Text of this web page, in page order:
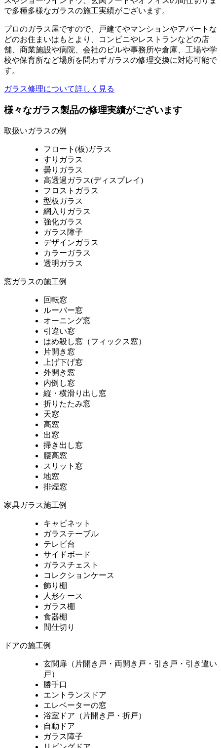
で多種多様なガラスの施工実績がございます。
プロのガラス屋ですので、戸建てやマンションやアパートな
どのお住まいはもとより、コンビニやレストランなどの店
舗、商業施設や病院、会社のビルや事務所や倉庫、工場や学
校や保育所など場所を問わずガラスの修理交換に対応可能で
す。
ガラス修理について詳しく見る
様々なガラス製品の修理実績がございます
取扱いガラスの例
フロート(板)ガラス
すりガラス
曇りガラス
高透過ガラス(ディスプレイ)
フロストガラス
型板ガラス
網入りガラス
強化ガラス
ガラス障子
デザインガラス
カラーガラス
透明ガラス
窓ガラスの施工例
回転窓
ルーバー窓
オーニング窓
引違い窓
はめ殺し窓（フィックス窓）
片開き窓
上げ下げ窓
外開き窓
内倒し窓
縦・横滑り出し窓
折りたたみ窓
天窓
高窓
出窓
掃き出し窓
腰高窓
スリット窓
地窓
排煙窓
家具ガラス施工例
キャビネット
ガラステーブル
テレビ台
サイドボード
ガラスチェスト
コレクションケース
飾り棚
人形ケース
ガラス棚
食器棚
間仕切り
ドアの施工例
玄関扉（片開き戸・両開き戸・引き戸・引き違い
戸）
勝手口
エントランスドア
エレベーターの窓
浴室ドア（片開き戸・折戸）
自動ドア
ガラス障子